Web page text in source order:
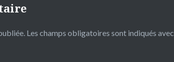
Les champs obligatoires sont indiqués avec